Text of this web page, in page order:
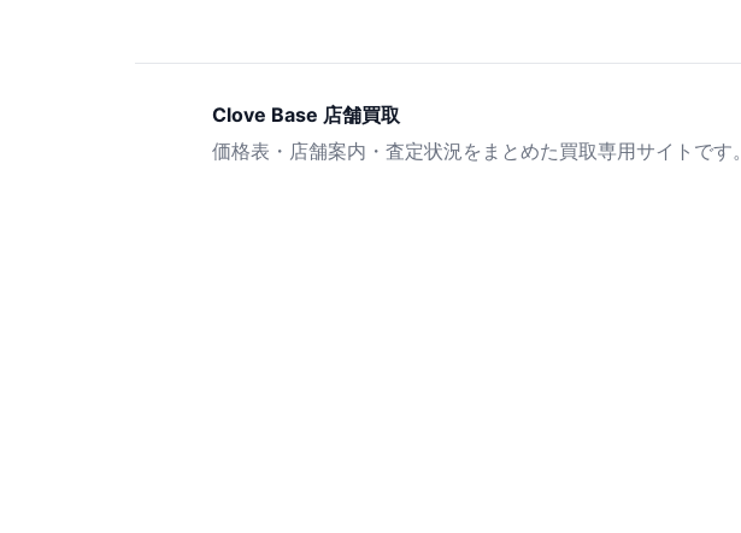
Clove Base 店舗買取
価格表・店舗案内・査定状況をまとめた買取専用サイトです。